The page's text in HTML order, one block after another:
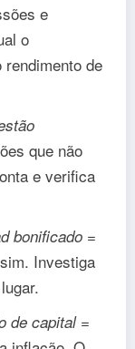
e
o
de
que não
e verifica
bonificado =
Investiga
de capital=